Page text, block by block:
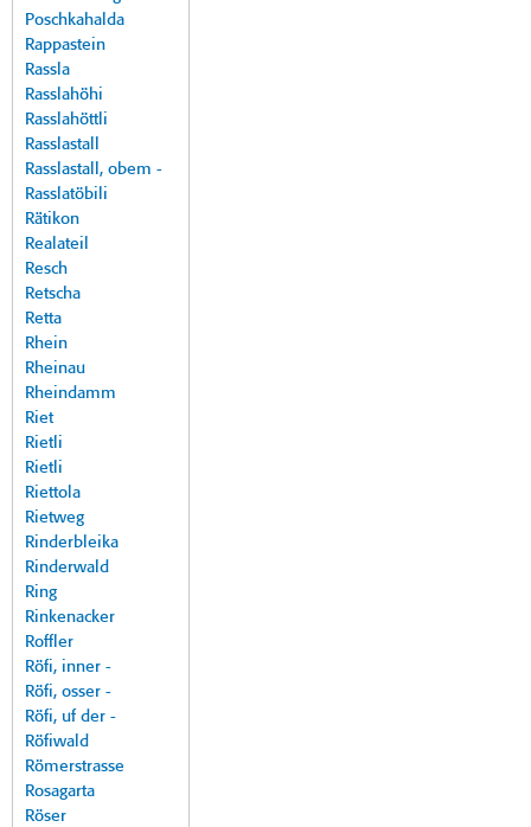
Poschkahalda
Rappastein
Rassla
Rasslahöhi
Rasslahöttli
Rasslastall
Rasslastall, obem -
Rasslatöbili
Rätikon
Realateil
Resch
Retscha
Retta
Rhein
Rheinau
Rheindamm
Riet
Rietli
Rietli
Riettola
Rietweg
Rinderbleika
Rinderwald
Ring
Rinkenacker
Roffler
Röfi, inner -
Röfi, osser -
Röfi, uf der -
Röfiwald
Römerstrasse
Rosagarta
Röser